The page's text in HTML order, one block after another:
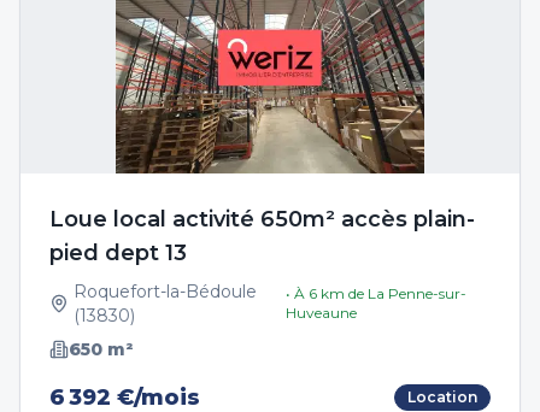
Loue local activité 650m² accès plain-
pied dept 13
Roquefort-la-Bédoule
(13830)
• À 6 km de La Penne-sur-
Huveaune
650 m²
6 392 €/mois Location